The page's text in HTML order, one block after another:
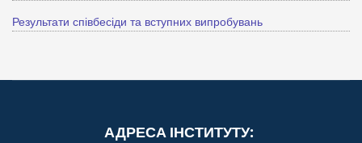
Результати співбесіди та вступних випробувань
АДРЕСА ІНСТИТУТУ: